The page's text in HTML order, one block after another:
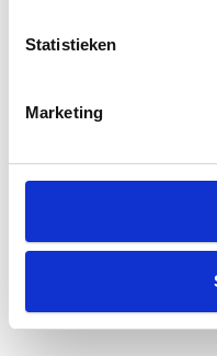
Statistieken
Marketing
Selecteer